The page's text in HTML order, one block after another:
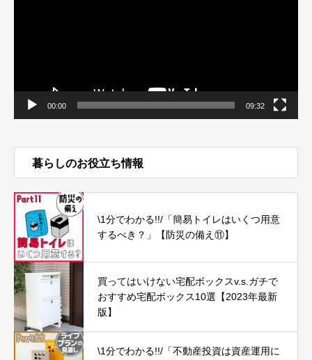
00:00 09:32
暮らしのお役立ち情報
\1分でわかる!!/「簡易トイレはいくつ用意
するべき？」【防災の備え⑪】
買ってはいけない宅配ボックスv.s.ガチで
おすすめ宅配ボックス10選【2023年最新
版】
\1分でわかる!!/「不動産投資は資産運用に